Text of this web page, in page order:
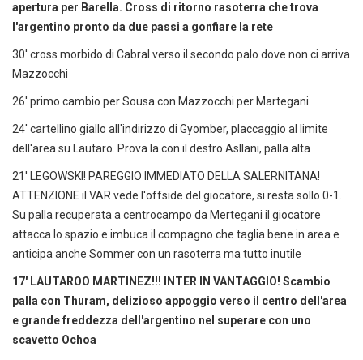
apertura per Barella. Cross di ritorno rasoterra che trova
l'argentino pronto da due passi a gonfiare la rete
30' cross morbido di Cabral verso il secondo palo dove non ci arriva
Mazzocchi
26' primo cambio per Sousa con Mazzocchi per Martegani
24' cartellino giallo all'indirizzo di Gyomber, placcaggio al limite
dell'area su Lautaro. Prova la con il destro Asllani, palla alta
21' LEGOWSKI! PAREGGIO IMMEDIATO DELLA SALERNITANA!
ATTENZIONE il VAR vede l'offside del giocatore, si resta sollo 0-1.
Su palla recuperata a centrocampo da Mertegani il giocatore
attacca lo spazio e imbuca il compagno che taglia bene in area e
anticipa anche Sommer con un rasoterra ma tutto inutile
17' LAUTAROO MARTINEZ!!! INTER IN VANTAGGIO! Scambio
palla con Thuram, delizioso appoggio verso il centro dell'area
e grande freddezza dell'argentino nel superare con uno
scavetto Ochoa